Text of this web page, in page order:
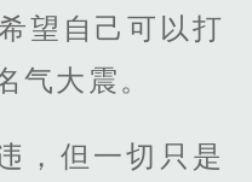
望自己可以打
气大震。
，但一切只是